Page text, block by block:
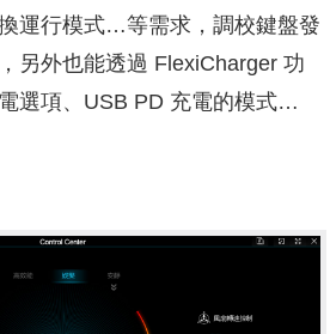
運行模式…等需求，調校鍵盤發
另外也能透過 FlexiCharger 功
選項、USB PD 充電的模式…